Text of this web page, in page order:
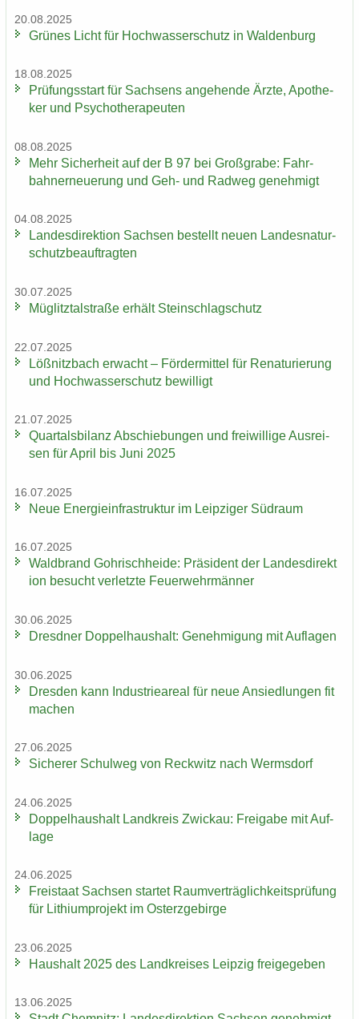
20.08.2025
Grü­nes Licht für Hoch­was­ser­schutz in Wal­den­burg
18.08.2025
Prü­fungs­start für Sach­sens an­ge­hen­de Ärzte, Apo­the­
ker und Psy­cho­the­ra­peu­ten
08.08.2025
Mehr Si­cher­heit auf der B 97 bei Groß­gra­be: Fahr­
bahn­erneue­rung und Geh- und Rad­weg ge­neh­migt
04.08.2025
Lan­des­di­rek­ti­on Sach­sen be­stellt neuen Lan­des­na­tur­
schutz­be­auf­trag­ten
30.07.2025
Müg­litz­tal­stra­ße er­hält Stein­schlag­schutz
22.07.2025
Löß­nitz­bach er­wacht – För­der­mit­tel für Re­na­tu­rie­rung
und Hoch­was­ser­schutz be­wil­ligt
21.07.2025
Quar­tals­bi­lanz Ab­schie­bun­gen und frei­wil­li­ge Aus­rei­
sen für April bis Juni 2025
16.07.2025
Neue En­er­gie­in­fra­struk­tur im Leip­zi­ger Süd­raum
16.07.2025
Wald­brand Gohrisch­hei­de: Prä­si­dent der Lan­des­di­rek­t
i­on be­sucht ver­letz­te Feu­er­wehr­män­ner
30.06.2025
Dresd­ner Dop­pel­haus­halt: Ge­neh­mi­gung mit Auf­la­gen
30.06.2025
Dres­den kann In­dus­trie­are­al für neue An­sied­lun­gen fit
ma­chen
27.06.2025
Si­che­rer Schul­weg von Reck­witz nach Werms­dorf
24.06.2025
Dop­pel­haus­halt Land­kreis Zwi­ckau: Frei­ga­be mit Auf­
la­ge
24.06.2025
Frei­staat Sach­sen star­tet Ra­um­ver­träg­lich­keits­prü­fung
für Li­thi­um­pro­jekt im Ost­erz­ge­bir­ge
23.06.2025
Haus­halt 2025 des Land­krei­ses Leip­zig frei­ge­ge­ben
13.06.2025